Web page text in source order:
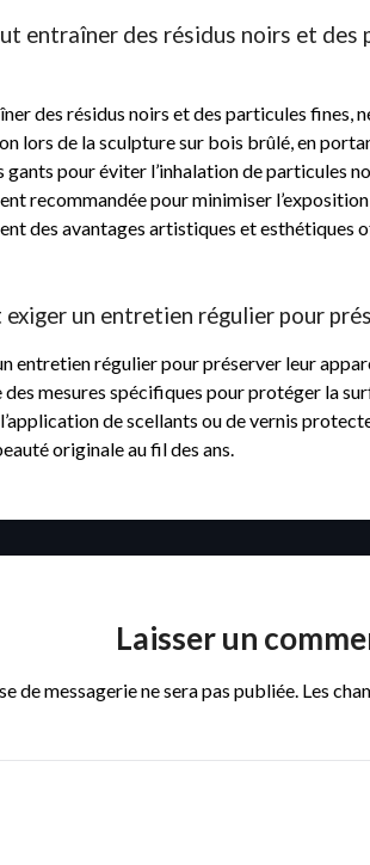
entraîner des résidus noirs et
des résidus noirs et des particules
lors de la sculpture sur bois brûlé, en
pour éviter l’inhalation de particules
recommandée pour minimiser
des avantages artistiques et
un entretien régulier pour
entretien régulier pour préserver leur
mesures spécifiques pour protéger la
de scellants ou de vernis
originale au fil des ans.
Laisser un
de messagerie ne sera pas publiée. Les